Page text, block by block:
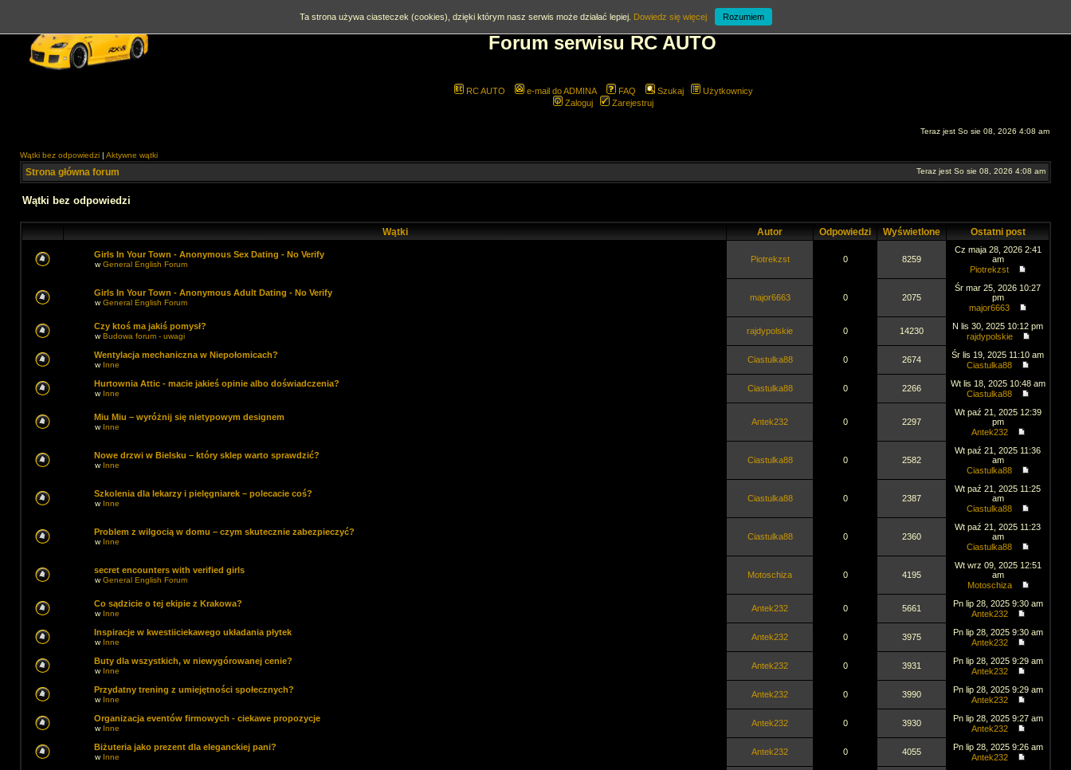
Forum serwisu RC AUTO
RC AUTO e-mail do ADMINA FAQ Szukaj
Użytkownicy
Zaloguj
Zarejestruj
Teraz jest So sie 08, 2026 4:08 am
Wątki bez odpowiedzi | Aktywne wątki
Strona główna forum Teraz jest So sie 08, 2026 4:08 am
Wątki bez odpowiedzi
Wątki Autor Odpowiedzi Wyświetlone Ostatni post
Girls In Your Town - Anonymous Sex Dating - No Verify
wGeneral English Forum
Piotrekzst 0 8259
Cz maja 28, 2026 2:41
am
Piotrekzst
Girls In Your Town - Anonymous Adult Dating - No Verify
wGeneral English Forum
major6663 0 2075
Śr mar 25, 2026 10:27
pm
major6663
Czy ktoś ma jakiś pomysł?
wBudowa forum - uwagi
rajdypolskie 0 14230
N lis 30, 2025 10:12 pm
rajdypolskie
Wentylacja mechaniczna w Niepołomicach?
w Inne
Ciastulka88 0 2674
Śr lis 19, 2025 11:10 am
Ciastulka88
Hurtownia Attic - macie jakieś opinie albo doświadczenia?
w Inne
Ciastulka88 0 2266
Wt lis 18, 2025 10:48 am
Ciastulka88
Miu Miu – wyróżnij się nietypowym designem
w Inne
Antek232 0 2297
Wt paź 21, 2025 12:39
pm
Antek232
Nowe drzwi w Bielsku – który sklep warto sprawdzić?
w Inne
Ciastulka88 0 2582
Wt paź 21, 2025 11:36
am
Ciastulka88
Szkolenia dla lekarzy i pielęgniarek – polecacie coś?
w Inne
Ciastulka88 0 2387
Wt paź 21, 2025 11:25
am
Ciastulka88
Problem z wilgocią w domu – czym skutecznie zabezpieczyć?
w Inne
Ciastulka88 0 2360
Wt paź 21, 2025 11:23
am
Ciastulka88
secret encounters with verified girls
wGeneral English Forum
Motoschiza 0 4195
Wt wrz 09, 2025 12:51
am
Motoschiza
Co sądzicie o tej ekipie z Krakowa?
w Inne
Antek232 0 5661
Pn lip 28, 2025 9:30 am
Antek232
Inspiracje w kwestiiciekawego układania płytek
w Inne
Antek232 0 3975
Pn lip 28, 2025 9:30 am
Antek232
Buty dla wszystkich, w niewygórowanej cenie?
w Inne
Antek232 0 3931
Pn lip 28, 2025 9:29 am
Antek232
Przydatny trening z umiejętności społecznych?
w Inne
Antek232 0 3990
Pn lip 28, 2025 9:29 am
Antek232
Organizacja eventów firmowych - ciekawe propozycje
w Inne
Antek232 0 3930
Pn lip 28, 2025 9:27 am
Antek232
Biżuteria jako prezent dla eleganckiej pani?
w Inne
Antek232 0 4055
Pn lip 28, 2025 9:26 am
Antek232
Ta strona używa ciasteczek (cookies), dzięki którym nasz serwis może działać lepiej. Dowiedz się więcej Rozumiem